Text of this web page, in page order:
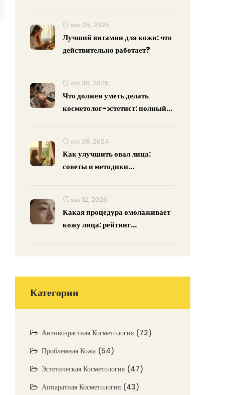
мая 25, 2025
Лучший витамин для кожи: что
действительно работает?
окт 30, 2025
Что должен уметь делать
косметолог-эстетист: полный
окт 28, 2024
Как улучшить овал лица:
советы и методики
мая 12, 2026
Какая процедура омолаживает
кожу лица: рейтинг
Категории
Антивозрастная Косметология (72)
Проблемная Кожа (54)
Эстетическая Косметология (47)
Аппаратная Косметология (43)